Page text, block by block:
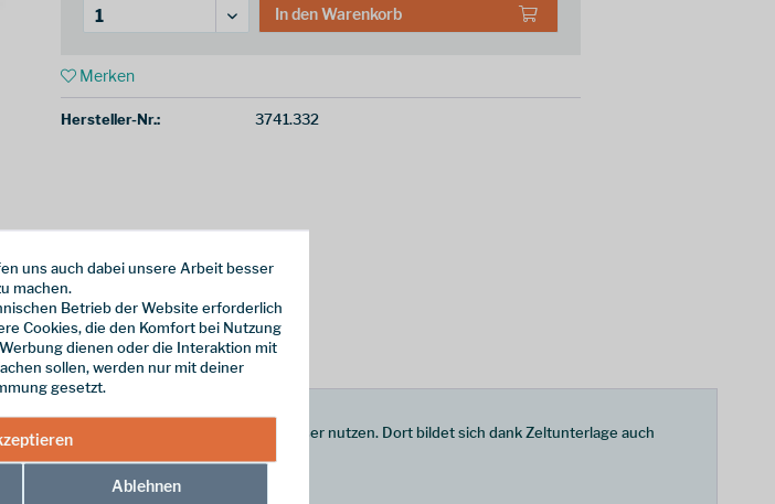
In denWarenkorb
Merken
Hersteller-Nr.: 3741.332
geschützt und du kannst das Vorzelt besser nutzen. Dort bildet sich dank Zeltunterlage auch
uns auch dabei unsere Arbeit besser
machen.
Betrieb der Website erforderlich
Cookies, die den Komfort bei Nutzung
dienen oder die Interaktion mit
sollen, werden nur mit deiner
gesetzt.
Ablehnen